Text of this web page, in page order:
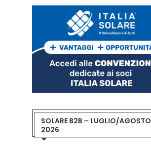
SOLARE B2B – LUGLIO/AGOSTO
2026